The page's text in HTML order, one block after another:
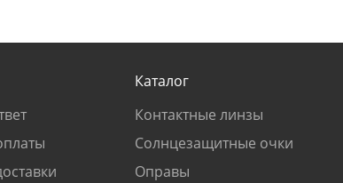
Каталог
Контактные линзы
Солнцезащитные очки
Оправы